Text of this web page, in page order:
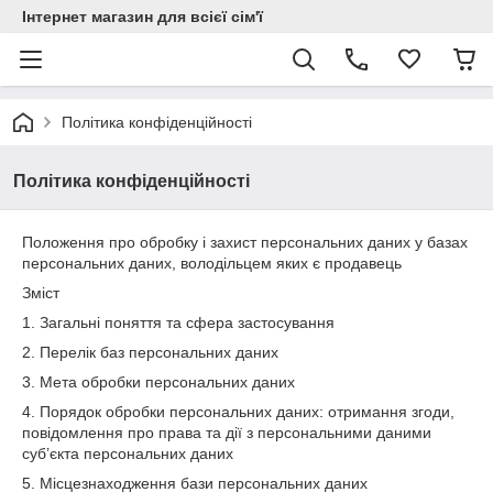
Інтернет магазин для всієї сім'ї
Політика конфіденційності
Політика конфіденційності
Положення про обробку і захист персональних даних у базах
персональних даних, володільцем яких є продавець
Зміст
1. Загальні поняття та сфера застосування
2. Перелік баз персональних даних
3. Мета обробки персональних даних
4. Порядок обробки персональних даних: отримання згоди,
повідомлення про права та дії з персональними даними
суб’єкта персональних даних
5. Місцезнаходження бази персональних даних